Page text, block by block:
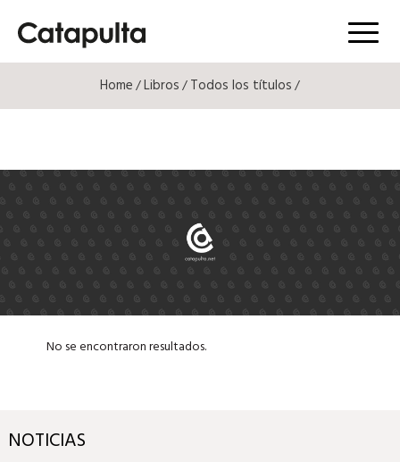
Menú
Home/Libros/Todos los títulos/
No se encontraron resultados.
NOTICIAS